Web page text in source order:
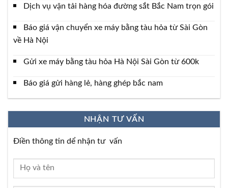
Dịch vụ vận tải hàng hóa đường sắt Bắc Nam trọn gói
Báo giá vận chuyển xe máy bằng tàu hỏa từ Sài Gòn
về Hà Nội
Gửi xe máy bằng tàu hỏa Hà Nội Sài Gòn từ 600k
Báo giá gửi hàng lẻ, hàng ghép bắc nam
NHẬN TƯ VẤN
Điền thông tin dể nhận tư vấn